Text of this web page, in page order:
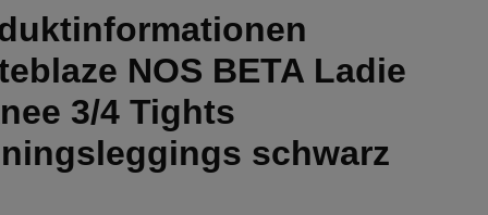
NOS BETA Ladie
3/4 Tights
schwarz